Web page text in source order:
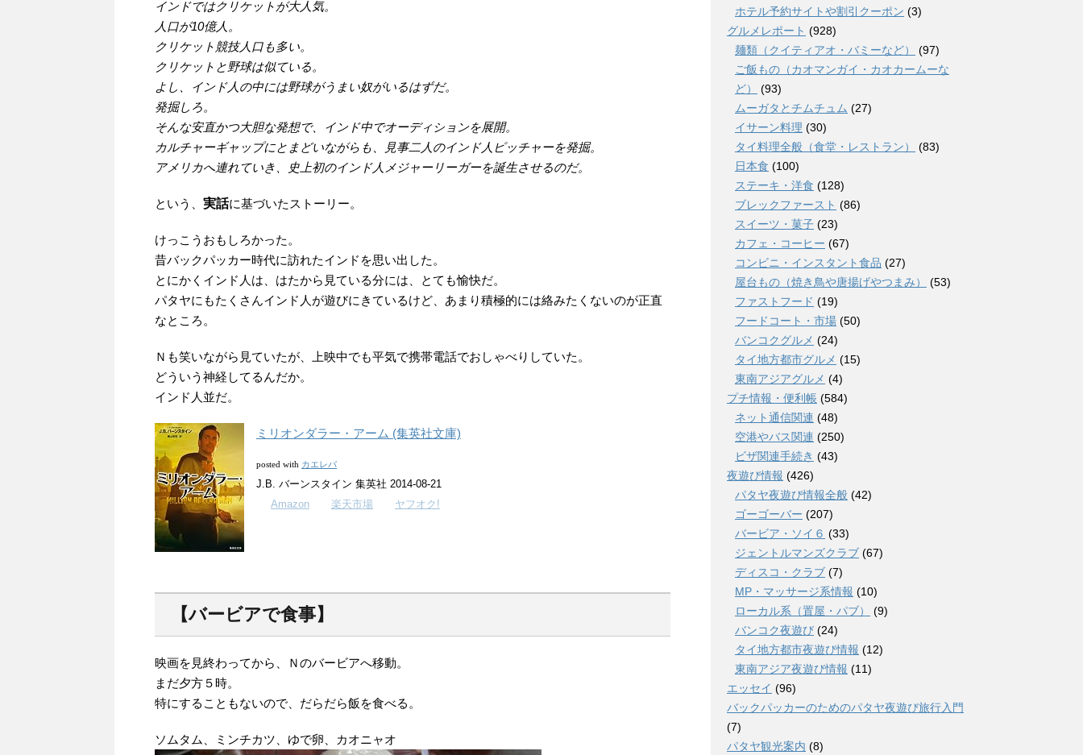
インドではクリケットが大人気。
人口が10億人。
クリケット競技人口も多い。
クリケットと野球は似ている。
よし、インド人の中には野球がうまい奴がいるはずだ。
発掘しろ。
そんな安直かつ大胆な発想で、インド中でオーディションを展開。
カルチャーギャップにとまどいながらも、見事二人のインド人ピッチャーを発掘。
アメリカへ連れていき、史上初のインド人メジャーリーガーを誕生させるのだ。
という、 実話に基づいたストーリー。
けっこうおもしろかった。
昔バックパッカー時代に訪れたインドを思い出した。
とにかくインド人は、はたから見ている分には、とても愉快だ。
パタヤにもたくさんインド人が遊びにきているけど、あまり積極的には絡みたくないのが正直
なところ。
Ｎも笑いながら見ていたが、上映中でも平気で携帯電話でおしゃべりしていた。
どういう神経してるんだか。
インド人並だ。
ミリオンダラー・アーム (集英社文庫)
posted with カエレバ
J.B. バーンスタイン 集英社 2014-08-21
Amazon
楽天市場 ヤフオク!
【バービアで食事】
映画を見終わってから、Ｎのバービアへ移動。
まだ夕方５時。
特にすることもないので、だらだら飯を食べる。
ソムタム、ミンチカツ、ゆで卵、カオニャオ
ホテル予約サイトや割引クーポン (3)
グルメレポート (928)
麺類（クイティアオ・バミーなど）
(97)
ご飯もの（カオマンガイ・カオカームーな
ど）
(93)
ムーガタとチムチュム (27)
イサーン料理 (30)
タイ料理全般（食堂・レストラン）
(83)
日本食 (100)
ステーキ・洋食 (128)
ブレックファースト (86)
スイーツ・菓子 (23)
カフェ・コーヒー (67)
コンビニ・インスタント食品 (27)
屋台もの（焼き鳥や唐揚げやつまみ）
(53)
ファストフード (19)
フードコート・市場 (50)
バンコクグルメ (24)
タイ地方都市グルメ (15)
東南アジアグルメ (4)
プチ情報・便利帳 (584)
ネット通信関連 (48)
空港やバス関連 (250)
ビザ関連手続き (43)
夜遊び情報 (426)
パタヤ夜遊び情報全般 (42)
ゴーゴーバー (207)
バービア・ソイ６ (33)
ジェントルマンズクラブ (67)
ディスコ・クラブ (7)
MP・マッサージ系情報 (10)
ローカル系（置屋・パブ）
(9)
バンコク夜遊び (24)
タイ地方都市夜遊び情報 (12)
東南アジア夜遊び情報 (11)
エッセイ (96)
バックパッカーのためのパタヤ夜遊び旅行入門
(7)
パタヤ観光案内 (8)